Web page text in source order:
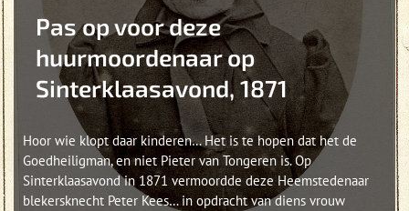
Pas op voor deze
huurmoordenaar op
Sinterklaasavond, 1871
Hoor wie klopt daar kinderen… Het is te hopen dat het de
Goedheiligman, en niet Pieter van Tongeren is. Op
Sinterklaasavond in 1871 vermoordde deze Heemstedenaar
blekersknecht Peter Kees… in opdracht van diens vrouw